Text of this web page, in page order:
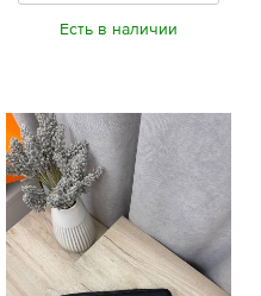
Есть в наличии